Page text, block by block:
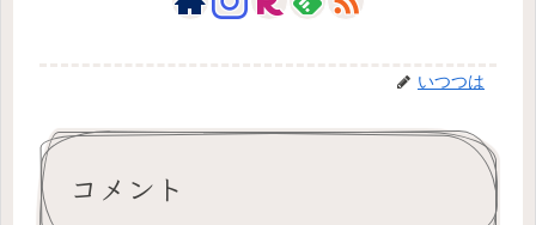
いつつは
コメント